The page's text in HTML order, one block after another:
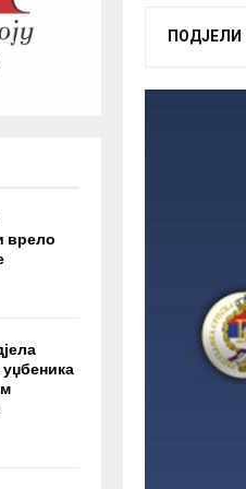
ПОДЈЕЛИ
врело